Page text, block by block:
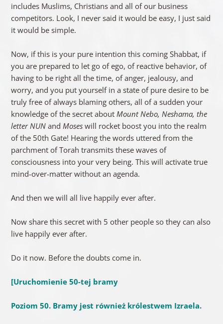
includes Muslims, Christians and all of our business
competitors. Look, I never said it would be easy, I just said
it would be simple.
Now, if this is your pure intention this coming Shabbat, if
you are prepared to let go of ego, of reactive behavior, of
having to be right all the time, of anger, jealousy, and
worry, and you put yourself in a state of pure desire to be
truly free of always blaming others, all of a sudden your
knowledge of the secret about Mount Nebo, Neshama, the
letter NUNand Moseswill rocket boost you into the realm
of the 50th Gate! Hearing the words uttered from the
parchment of Torah transmits these waves of
consciousness into your very being. This will activate true
mind-over-matter without an agenda.
And then we will all live happily ever after.
Now share this secret with 5 other people so they can also
live happily ever after.
Do it now. Before the doubts come in.
[Uruchomienie 50-tej bramy
Poziom 50. Bramy jest również królestwem Izraela.